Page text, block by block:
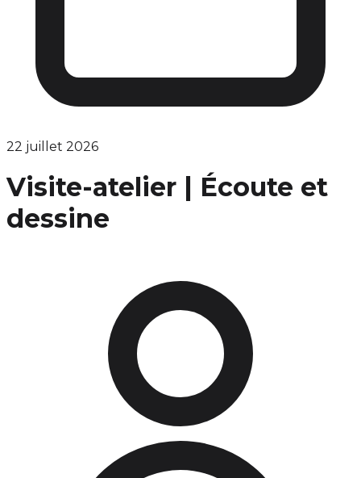
22 juillet 2026
Visite-atelier | Écoute et
dessine